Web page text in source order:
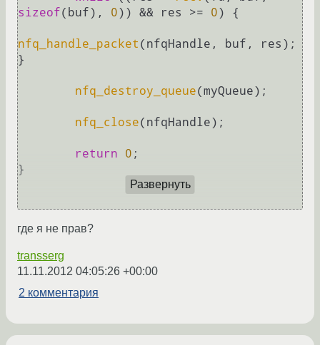
sizeof(buf), 0)) && res >= 0) {
nfq_handle_packet (nfqHandle, buf, res);
}
nfq_destroy_queue(myQueue);
nfq_close(nfqHandle);
return 0 ;
}
Развернуть
где я не прав?
transserg
11.11.2012 04:05:26 +00:00
2 комментария